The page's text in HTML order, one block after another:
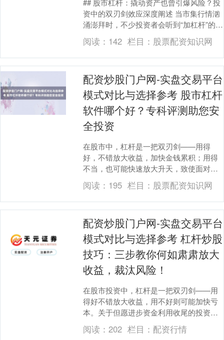
资中的双刃剑效应深度阐述 当市集行情汹
涌澎拜时，不少投资者会听到“加杠杆”的提
议。那么，股市杠杆究竟是什么？它如安
在放大....
阅读： 142 栏目： 股票配资知识网
配资炒股门户网-实盘交易平台
模式对比与选择参考 股市杠杆
软件哪个好？专科评测助您安
全投资
在股市中，杠杆是一把双刃剑——用得
好，不错放大收益，加快金钱累积；用得
不当，也可能快速放大升天，致使面对爆
仓风险。跟着金融科技的发展，各样提供
杠杆交往功能的软件....
阅读： 195 栏目： 股票配资知识网
配资炒股门户网-实盘交易平台
模式对比与选择参考 杠杆炒股
技巧：三步教你何如肃肃放大
收益，裁汰风险！
在股市投资中，杠杆是一把双刃剑——用
得好不错放大收益，用不好则可能加快亏
本。关于但愿进步资金利用收尾的投资者
而言，掌捏肃肃的杠杆使用技巧至关热
切。以下三个门径，....
阅读：202 栏目： 配资行情